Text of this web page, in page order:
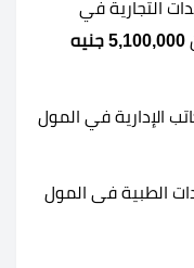
التجارية في
5,100,000 جنيه
الإدارية في المول
الطبية فى المول